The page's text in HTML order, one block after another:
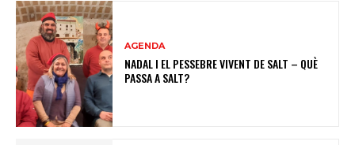
AGENDA
NADAL I EL PESSEBRE VIVENT DE SALT – QUÈ
PASSA A SALT?